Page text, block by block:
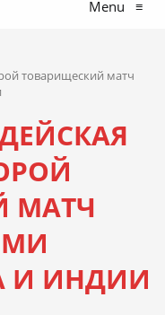
Menu ≡
товарищеский матч
МАТЧ
И ИНДИИ